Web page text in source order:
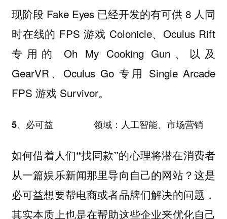
现阶段 Fake Eyes 已经开发的有可供 8 人同
时在线的 FPS 游戏 Colonicle、Oculus Rift
专用的 Oh My Cooking Gun、以及
GearVR、Oculus Go 专用 Single Arcade
FPS 游戏 Survivor。
5、必可益 领域：人工智能、市场营销
如何借着人们“找同款”的心理将潜在消费者
从一篇娱乐新闻那里导向自己的网站？这是
必可益想要帮电商或者品牌们解决的问题，
其实本质上也是在帮助这些企业来优化自己